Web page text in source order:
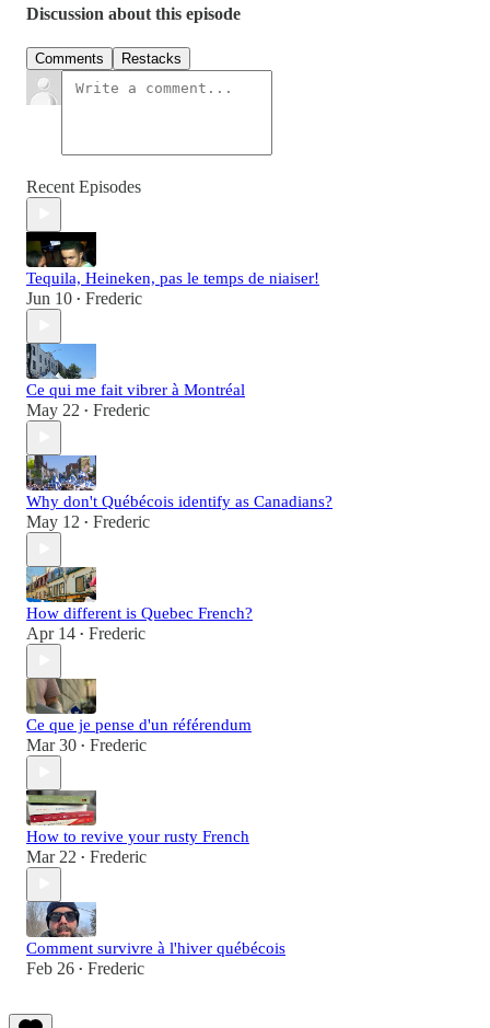
Discussion about this episode
Comments Restacks
Recent Episodes
Tequila, Heineken, pas le temps de niaiser!
Jun 10 • Frederic
Ce qui me fait vibrer à Montréal
May 22 • Frederic
Why don't Québécois identify as Canadians?
May 12 • Frederic
How different is Quebec French?
Apr 14 • Frederic
Ce que je pense d'un référendum
Mar 30 • Frederic
How to revive your rusty French
Mar 22 • Frederic
Comment survivre à l'hiver québécois
Feb 26 • Frederic